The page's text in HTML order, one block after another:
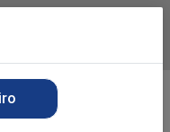
o APP da Playvender